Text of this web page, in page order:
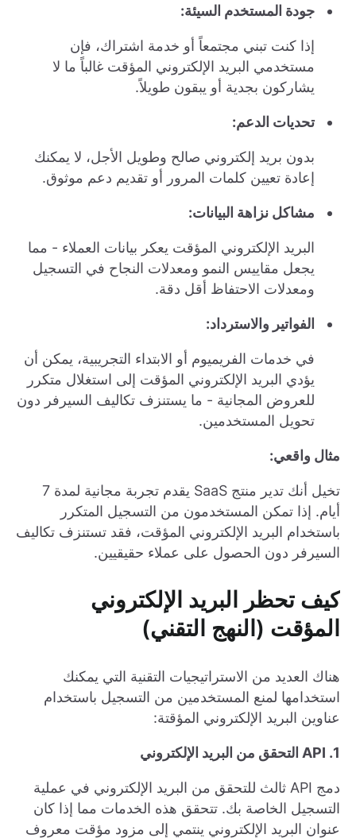
جودة المستخدم السيئة:
إذا كنت تبني مجتمعاً أو خدمة اشتراك، فإن
مستخدمي البريد الإلكتروني المؤقت غالباً ما لا
يشاركون بجدية أو يبقون طويلاً.
تحديات الدعم:
بدون بريد إلكتروني صالح وطويل الأجل، لا يمكنك
إعادة تعيين كلمات المرور أو تقديم دعم موثوق.
مشاكل نزاهة البيانات:
البريد الإلكتروني المؤقت يعكر بيانات العملاء - مما
يجعل مقاييس النمو ومعدلات النجاح في التسجيل
ومعدلات الاحتفاظ أقل دقة.
الفواتير والاسترداد:
في خدمات الفريميوم أو الابتداء التجريبية، يمكن أن
يؤدي البريد الإلكتروني المؤقت إلى استغلال متكرر
للعروض المجانية - ما يستنزف تكاليف السيرفر دون
تحويل المستخدمين.
مثال واقعي:
تخيل أنك تدير منتج SaaS يقدم تجربة مجانية لمدة 7
أيام. إذا تمكن المستخدمون من التسجيل المتكرر
باستخدام البريد الإلكتروني المؤقت، فقد تستنزف تكاليف
السيرفر دون الحصول على عملاء حقيقيين.
كيف تحظر البريد الإلكتروني
المؤقت (النهج التقني)
هناك العديد من الاستراتيجيات التقنية التي يمكنك
استخدامها لمنع المستخدمين من التسجيل باستخدام
عناوين البريد الإلكتروني المؤقتة:
1. API التحقق من البريد الإلكتروني
دمج API ثالث للتحقق من البريد الإلكتروني في عملية
التسجيل الخاصة بك. تتحقق هذه الخدمات مما إذا كان
عنوان البريد الإلكتروني ينتمي إلى مزود مؤقت معروف